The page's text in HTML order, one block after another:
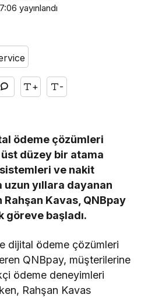
yayınlandı
+ -
ödeme çözümleri
üst düzey bir atama
ve nakit
yıllara dayanan
Kavas, QNBpay
göreve başladı.
dijital ödeme çözümleri
QNBpay, müşterilerine
ödeme deneyimleri
Rahşan Kavas